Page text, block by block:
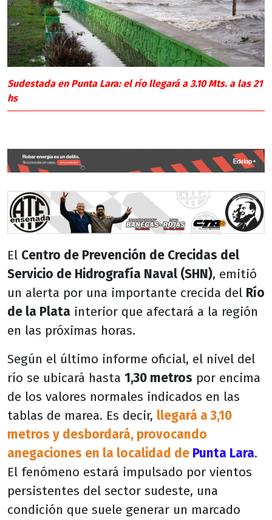
Sudestada en Punta Lara: el río llegará a 3.10 Mts. a las 21
hs
El Centro de Prevención de Crecidas del
Servicio de Hidrografía Naval (SHN), emitió
un alerta por una importante crecida del Río
de la Plata interior que afectará a la región
en las próximas horas.
Según el último informe oficial, el nivel del
río se ubicará hasta 1,30 metros por encima
de los valores normales indicados en las
tablas de marea. Es decir, llegará a 3,10
metros y desbordará, provocando
anegaciones en la localidad de Punta Lara.
El fenómeno estará impulsado por vientos
persistentes del sector sudeste, una
condición que suele generar un marcado